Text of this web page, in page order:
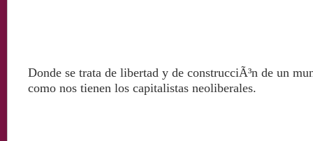
Donde se trata de libertad y de construcciÃ³n de un
como nos tienen los capitalistas neoliberales.